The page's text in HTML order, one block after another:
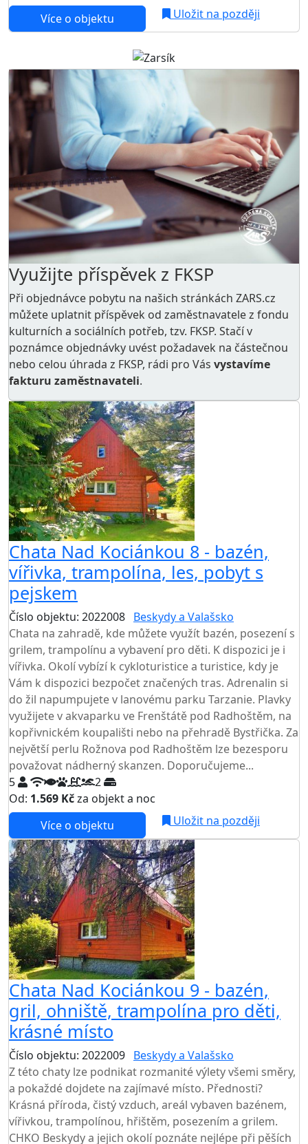
Více o objektu
Uložit na později
Využijte příspěvek z FKSP
Při objednávce pobytu na našich stránkách ZARS.cz
můžete uplatnit příspěvek od zaměstnavatele z fondu
kulturních a sociálních potřeb, tzv. FKSP. Stačí v
poznámce objednávky uvést požadavek na částečnou
nebo celou úhrada z FKSP, rádi pro Vás vystavíme
fakturu zaměstnavateli.
Chata Nad Kociánkou 8 - bazén,
vířivka, trampolína, les, pobyt s
pejskem
Číslo objektu: 2022008 Beskydy a Valašsko
Chata na zahradě, kde můžete využít bazén, posezení s
grilem, trampolínu a vybavení pro děti. K dispozici je i
vířivka. Okolí vybízí k cykloturistice a turistice, kdy je
Vám k dispozici bezpočet značených tras. Adrenalin si
do žil napumpujete v lanovému parku Tarzanie. Plavky
využijete v akvaparku ve Frenštátě pod Radhoštěm, na
kopřivnickém koupališti nebo na přehradě Bystřička. Za
největší perlu Rožnova pod Radhoštěm lze bezesporu
považovat nádherný skanzen. Doporučujeme...
5
2
Od: 1.569 Kčza objekt a noc
Více o objektu
Uložit na později
Chata Nad Kociánkou 9 - bazén,
gril, ohniště, trampolína pro děti,
krásné místo
Číslo objektu: 2022009 Beskydy a Valašsko
Z této chaty lze podnikat rozmanité výlety všemi směry,
a pokaždé dojdete na zajímavé místo. Přednosti?
Krásná příroda, čistý vzduch, areál vybaven bazénem,
vířivkou, trampolínou, hřištěm, posezením a grilem.
CHKO Beskydy a jejich okolí poznáte nejlépe při pěších